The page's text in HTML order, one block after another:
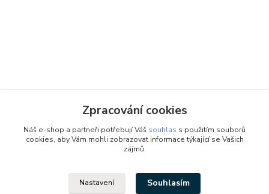
Zpracování cookies
Náš e-shop a partneři potřebují Váš souhlas s použitím souborů
cookies, aby Vám mohli zobrazovat informace týkající se Vašich
zájmů.
Nastavení Souhlasím